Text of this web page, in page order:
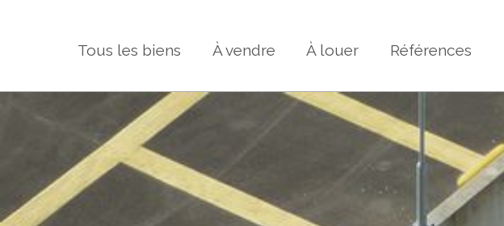
Tous les biens À vendre À louer Références